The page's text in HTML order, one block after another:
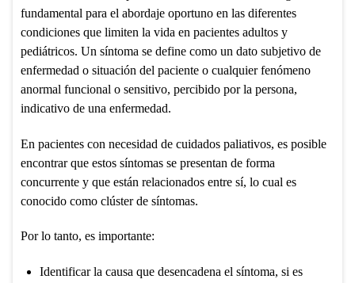
fundamental para el abordaje oportuno en las diferentes
condiciones que limiten la vida en pacientes adultos y
pediátricos. Un síntoma se define como un dato subjetivo de
enfermedad o situación del paciente o cualquier fenómeno
anormal funcional o sensitivo, percibido por la persona,
indicativo de una enfermedad.
En pacientes con necesidad de cuidados paliativos, es posible
encontrar que estos síntomas se presentan de forma
concurrente y que están relacionados entre sí, lo cual es
conocido como clúster de síntomas.
Por lo tanto, es importante:
Identificar la causa que desencadena el síntoma, si es